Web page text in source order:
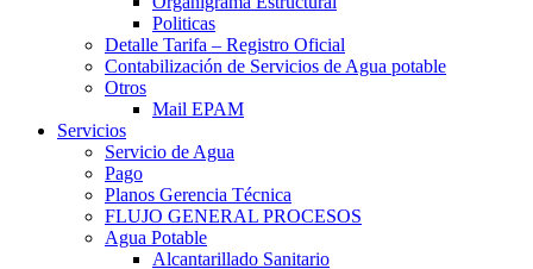
Politicas
Detalle Tarifa – Registro Oficial
Contabilización de Servicios de Agua potable
Otros
Mail EPAM
Servicios
Servicio de Agua
Pago
Planos Gerencia Técnica
FLUJO GENERAL PROCESOS
Agua Potable
Alcantarillado Sanitario